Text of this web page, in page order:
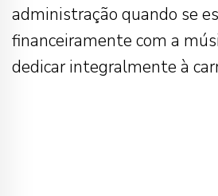
administração quando se
financeiramente com a
dedicar integralmente à